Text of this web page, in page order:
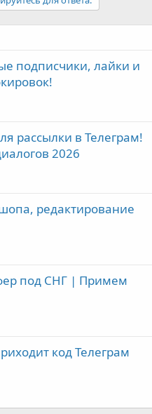
подписчики, лайки и
рассылки в Телеграм!
2026
редактирование
под СНГ | Примем
код Телеграм